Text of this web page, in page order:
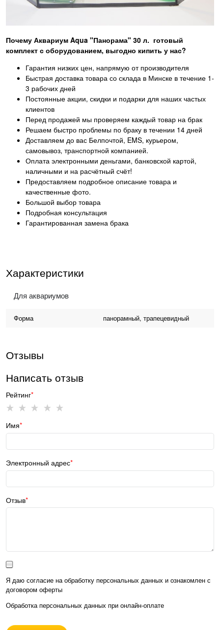
Почему Аквариум Aqua "Панорама" 30 л. готовый
комплект с оборудованием, выгодно кипить у нас?
Гарантия низких цен, напрямую от производителя
Быстрая доставка товара со склада в Минске в течение 1-
3 рабочих дней
Постоянные акции, скидки и подарки для наших частых
клиентов
Перед продажей мы проверяем каждый товар на брак
Решаем быстро проблемы по браку в течении 14 дней
Доставляем до вас Белпочтой, EMS, курьером,
самовывоз, транспортной компанией.
Оплата электронными деньгами, банковской картой,
наличными и на расчётный счёт!
Предоставляем подробное описание товара и
качественные фото.
Большой выбор товара
Подробная консультация
Гарантированная замена брака
Характеристики
Для аквариумов
Форма панорамный, трапецевидный
Отзывы
Написать отзыв
Рейтинг
Имя
Электронный адрес
Отзыв
Я даю согласие на обработку персональных данных и ознакомлен с
договором оферты
Обработка персональных данных при онлайн-оплате